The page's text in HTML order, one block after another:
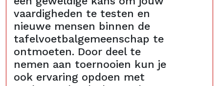
vaardigheden te testen en
nieuwe mensen binnen de
tafelvoetbalgemeenschap te
ontmoeten. Door deel te
nemen aan toernooien kun je
ook ervaring opdoen met